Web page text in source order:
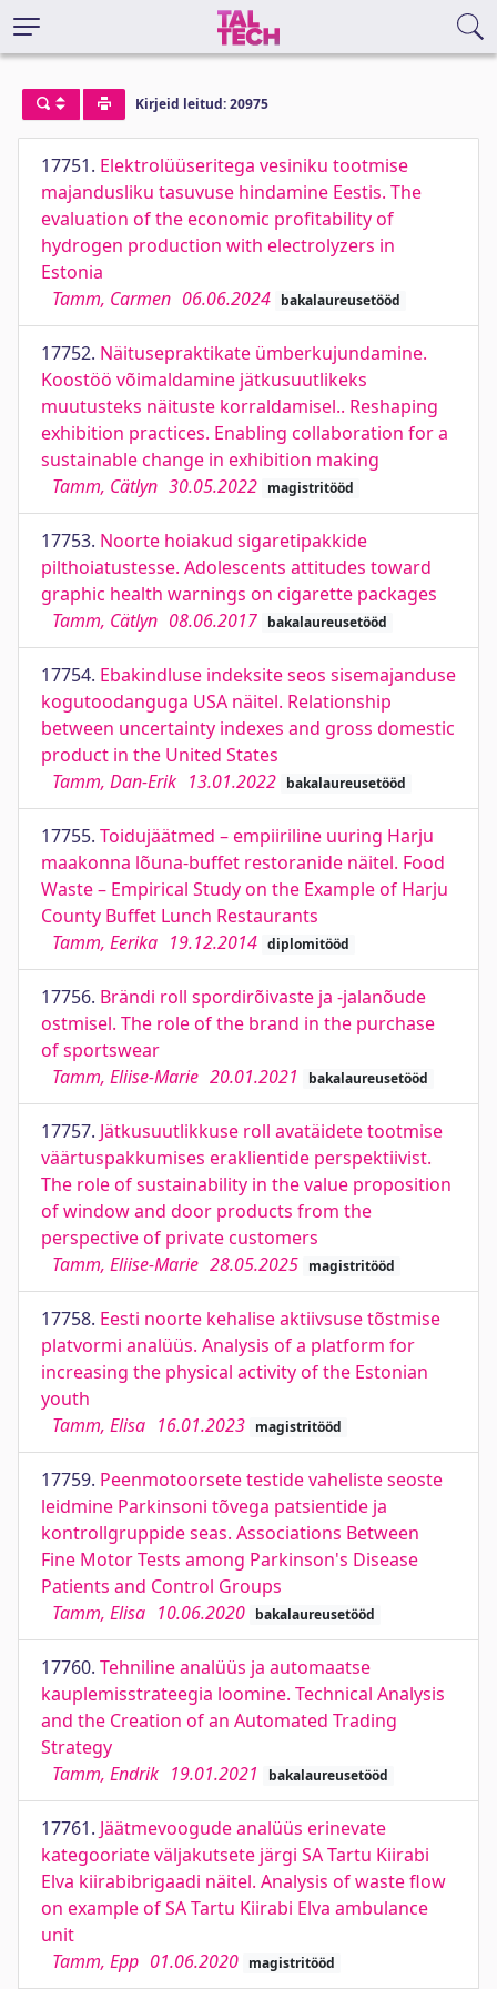
Kirjeid leitud: 20975
17751. Elektrolüüseritega vesiniku tootmise
majandusliku tasuvuse hindamine Eestis. The
evaluation of the economic profitability of
hydrogen production with electrolyzers in
Estonia
Tamm, Carmen 06.06.2024 bakalaureusetööd
17752. Näitusepraktikate ümberkujundamine.
Koostöö võimaldamine jätkusuutlikeks
muutusteks näituste korraldamisel.. Reshaping
exhibition practices. Enabling collaboration for a
sustainable change in exhibition making
Tamm, Cätlyn 30.05.2022 magistritööd
17753. Noorte hoiakud sigaretipakkide
pilthoiatustesse. Adolescents attitudes toward
graphic health warnings on cigarette packages
Tamm, Cätlyn 08.06.2017 bakalaureusetööd
17754. Ebakindluse indeksite seos sisemajanduse
kogutoodanguga USA näitel. Relationship
between uncertainty indexes and gross domestic
product in the United States
Tamm, Dan-Erik 13.01.2022 bakalaureusetööd
17755. Toidujäätmed – empiiriline uuring Harju
maakonna lõuna-buffet restoranide näitel. Food
Waste – Empirical Study on the Example of Harju
County Buffet Lunch Restaurants
Tamm, Eerika 19.12.2014 diplomitööd
17756. Brändi roll spordirõivaste ja -jalanõude
ostmisel. The role of the brand in the purchase
of sportswear
Tamm, Eliise-Marie 20.01.2021 bakalaureusetööd
17757. Jätkusuutlikkuse roll avatäidete tootmise
väärtuspakkumises eraklientide perspektiivist.
The role of sustainability in the value proposition
of window and door products from the
perspective of private customers
Tamm, Eliise-Marie 28.05.2025 magistritööd
17758. Eesti noorte kehalise aktiivsuse tõstmise
platvormi analüüs. Analysis of a platform for
increasing the physical activity of the Estonian
youth
Tamm, Elisa 16.01.2023 magistritööd
17759. Peenmotoorsete testide vaheliste seoste
leidmine Parkinsoni tõvega patsientide ja
kontrollgruppide seas. Associations Between
Fine Motor Tests among Parkinson's Disease
Patients and Control Groups
Tamm, Elisa 10.06.2020 bakalaureusetööd
17760. Tehniline analüüs ja automaatse
kauplemisstrateegia loomine. Technical Analysis
and the Creation of an Automated Trading
Strategy
Tamm, Endrik 19.01.2021 bakalaureusetööd
17761. Jäätmevoogude analüüs erinevate
kategooriate väljakutsete järgi SA Tartu Kiirabi
Elva kiirabibrigaadi näitel. Analysis of waste flow
on example of SA Tartu Kiirabi Elva ambulance
unit
Tamm, Epp 01.06.2020 magistritööd